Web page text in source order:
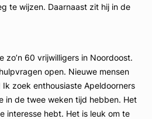
te wijzen. Daarnaast zit hij in de
zo’n 60 vrijwilligers in Noordoost.
open. Nieuwe mensen
zoek enthousiaste Apeldoorners
in de twee weken tijd hebben. Het
interesse hebt. Het is leuk om te